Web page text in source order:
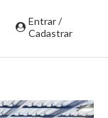
Entrar /
Cadastrar